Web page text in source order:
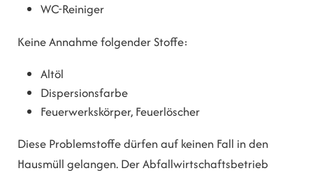
WC-Reiniger
Keine Annahme folgender Stoffe:
Altöl
Dispersionsfarbe
Feuerwerkskörper, Feuerlöscher
Diese Problemstoffe dürfen auf keinen Fall in den
Hausmüll gelangen. Der Abfallwirtschaftsbetrieb